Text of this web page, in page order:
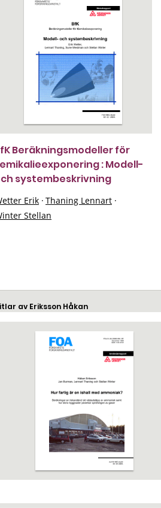
Beräkningsmodeller för
: Modell-
systembeskrivning
Erik · Thaning Lennart ·
Stellan
av Eriksson Håkan